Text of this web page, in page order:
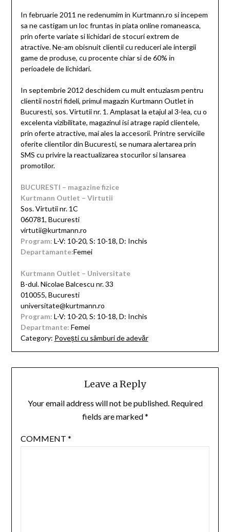
In februarie 2011 ne redenumim in Kurtmann.ro si incepem
sa ne castigam un loc fruntas in piata online romaneasca,
prin oferte variate si lichidari de stocuri extrem de
atractive. Ne-am obisnuit clientii cu reduceri ale intergii
game de produse, cu procente chiar si de 60% in
perioadele de lichidari.
In septembrie 2012 deschidem cu mult entuziasm pentru
clientii nostri fideli, primul magazin Kurtmann Outlet in
Bucuresti, sos. Virtutii nr. 1. Amplasat la etajul al 3-lea, cu o
excelenta vizibilitate, magazinul isi atrage rapid clientele,
prin oferte atractive, mai ales la accesorii. Printre serviciile
oferite clientilor din Bucuresti, se numara alertarea prin
SMS cu privire la reactualizarea stocurilor si lansarea
promotilor.
BUCURESTI – magazine fizice
Kurtmann Outlet – Virtutii
Sos. Virtutii nr. 1C
060781, Bucuresti
virtutii@kurtmann.ro
Program: L-V: 10-20, S: 10-18, D: Inchis
Departamante:Femei
Kurtmann Outlet – Universitate
B-dul. Nicolae Balcescu nr. 33
010055, Bucuresti
universitate@kurtmann.ro
Program: L-V: 10-20, S: 10-18, D: Inchis
Departmante: Femei
Category: Povești cu sâmburi de adevăr
Leave a Reply
Your email address will not be published. Required
fields are marked*
COMMENT *